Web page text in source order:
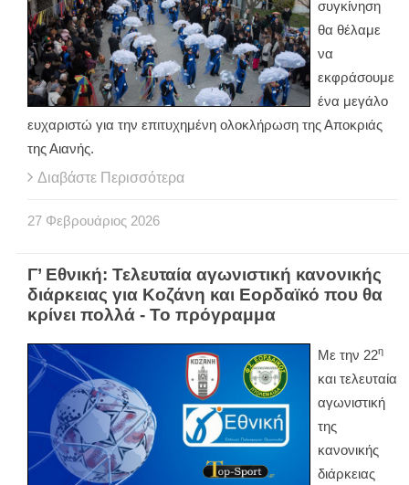
συγκίνηση
θα θέλαμε
να
εκφράσουμε
ένα μεγάλο
ευχαριστώ για την επιτυχημένη ολοκλήρωση της Αποκριάς
της Αιανής.
Διαβάστε Περισσότερα
27 Φεβρουάριος 2026
Γ’ Εθνική: Τελευταία αγωνιστική κανονικής
διάρκειας για Κοζάνη και Εορδαϊκό που θα
κρίνει πολλά - Το πρόγραμμα
Με την 22η
και τελευταία
αγωνιστική
της
κανονικής
διάρκειας